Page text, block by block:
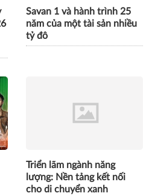
Savan 1 và hành trình 25
năm của một tài sản nhiều
tỷ đô
Triển lãm ngành năng
lượng: Nền tảng kết nối
cho di chuyển xanh